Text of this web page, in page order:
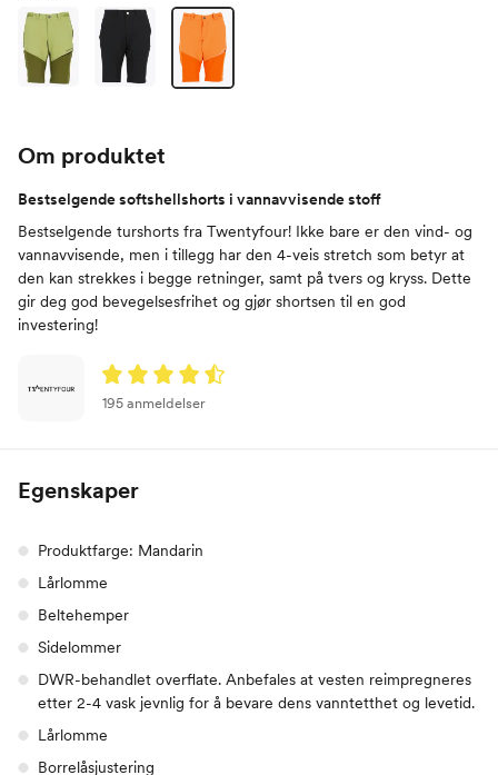
Om produktet
Bestselgende softshellshorts i vannavvisende stoff
Bestselgende turshorts fra Twentyfour! Ikke bare er den vind- og
vannavvisende, men i tillegg har den 4-veis stretch som betyr at
den kan strekkes i begge retninger, samt på tvers og kryss. Dette
gir deg god bevegelsesfrihet og gjør shortsen til en god
investering!
195 anmeldelser
Egenskaper
Produktfarge: Mandarin
Lårlomme
Beltehemper
Sidelommer
DWR-behandlet overflate. Anbefales at vesten reimpregneres
etter 2-4 vask jevnlig for å bevare dens vanntetthet og levetid.
Lårlomme
Borrelåsjustering